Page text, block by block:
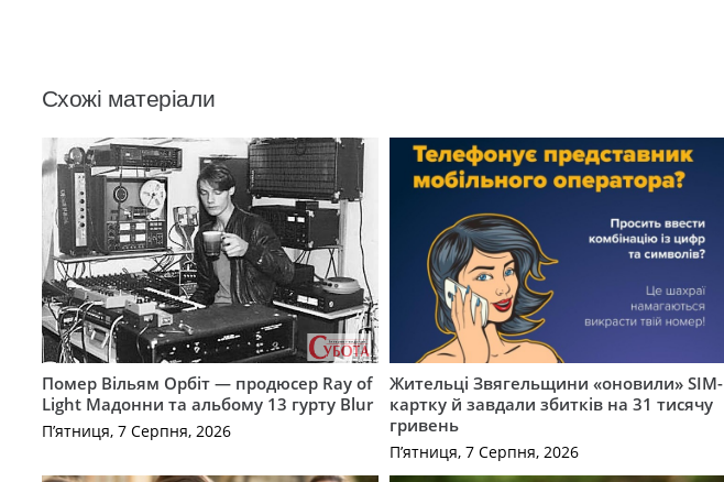
Схожі матеріали
Помер Вільям Орбіт — продюсер Ray of
Light Мадонни та альбому 13 гурту Blur
П’ятниця, 7 Серпня, 2026
Жительці Звягельщини «оновили» SIM-
картку й завдали збитків на 31 тисячу
гривень
П’ятниця, 7 Серпня, 2026